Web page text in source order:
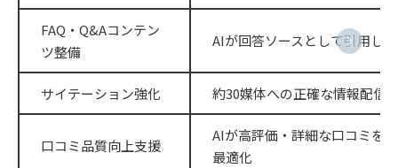
FAQ・Q&Aコンテン
ツ整備
AIが回答ソースとして引用し
サイテーション強化 約30媒体への正確な情報配信
口コミ品質向上支援
AIが高評価・詳細な口コミを
最適化